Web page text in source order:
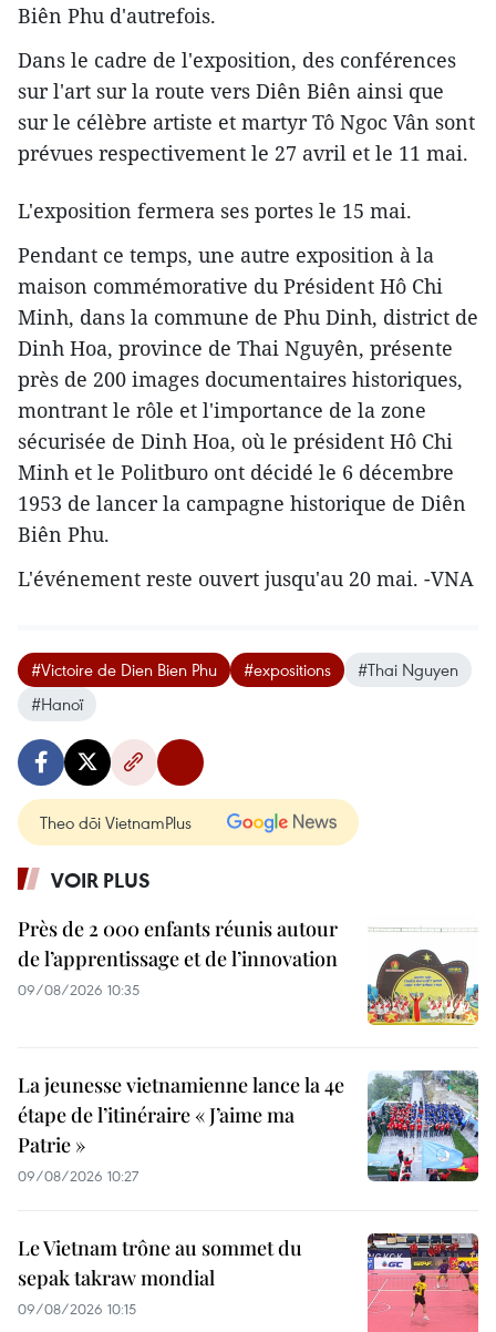
Biên Phu d'autrefois.
Dans le cadre de l'exposition, des conférences
sur l'art sur la route vers Diên Biên ainsi que
sur le célèbre artiste et martyr Tô Ngoc Vân sont
prévues respectivement le 27 avril et le 11 mai.
L'exposition fermera ses portes le 15 mai.
Pendant ce temps, une autre exposition à la
maison commémorative du Président Hô Chi
Minh, dans la commune de Phu Dinh, district de
Dinh Hoa, province de Thai Nguyên, présente
près de 200 images documentaires historiques,
montrant le rôle et l'importance de la zone
sécurisée de Dinh Hoa, où le président Hô Chi
Minh et le Politburo ont décidé le 6 décembre
1953 de lancer la campagne historique de Diên
Biên Phu.
L'événement reste ouvert jusqu'au 20 mai. -VNA
#Victoire de Dien Bien Phu #expositions
#Thai Nguyen
#Hanoï
Theo dõi VietnamPlus
VOIR PLUS
Près de 2 000 enfants réunis autour
de l’apprentissage et de l’innovation
09/08/2026 10:35
La jeunesse vietnamienne lance la 4e
étape de l’itinéraire « J’aime ma
Patrie »
09/08/2026 10:27
Le Vietnam trône au sommet du
sepak takraw mondial
09/08/2026 10:15